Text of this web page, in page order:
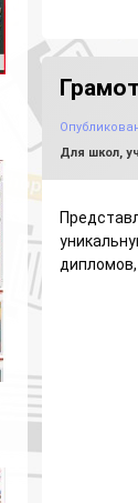
Рубрики:
Для школ,